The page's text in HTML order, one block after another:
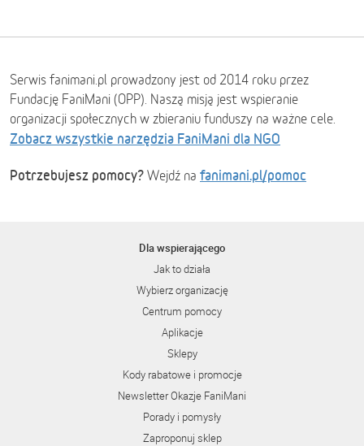
Serwis fanimani.pl prowadzony jest od 2014 roku przez
Fundację FaniMani (OPP). Naszą misją jest wspieranie
organizacji społecznych w zbieraniu funduszy na ważne cele.
Zobacz wszystkie narzędzia FaniMani dla NGO
Potrzebujesz pomocy? Wejdź na fanimani.pl/pomoc
Dla wspierającego
Jak to działa
Wybierz organizację
Centrum pomocy
Aplikacje
Sklepy
Kody rabatowe i promocje
Newsletter Okazje FaniMani
Porady i pomysły
Zaproponuj sklep